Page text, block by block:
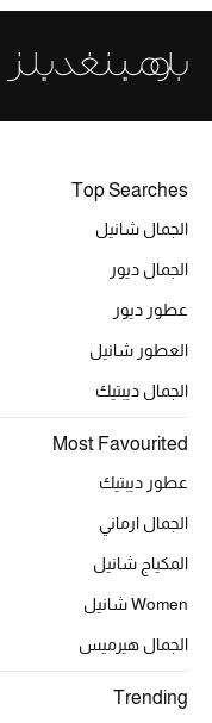
الملابس الرياضية النسائية
تشكيلة الأعراس
حقائب وأحذية متطابقة
هدايا للنساء
ركن الفخامة
جميع الأحذية النسائية
موضة نسائية
تسوقوا للنساء
Top Searches
الجمال شانيل
الجمال ديور
عطور ديور
العطور شانيل
الجمال ديبتيك
Most Favourited
عطور ديبتيك
الجمال ارماني
المكياج شانيل
Women شانيل
الجمال هيرميس
Trending